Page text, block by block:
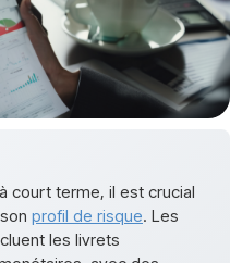
à court terme, il est crucial
profil de risque. Les
les livrets